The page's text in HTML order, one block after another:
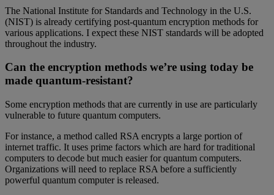
The National Institute for Standards and Technology in the U.S.
(NIST) is already certifying post-quantum encryption methods for
various applications. I expect these NIST standards will be adopted
throughout the industry.
Can the encryption methods we’re using today be
made quantum-resistant?
Some encryption methods that are currently in use are particularly
vulnerable to future quantum computers.
For instance, a method called RSA encrypts a large portion of
internet traffic. It uses prime factors which are hard for traditional
computers to decode but much easier for quantum computers.
Organizations will need to replace RSA before a sufficiently
powerful quantum computer is released.